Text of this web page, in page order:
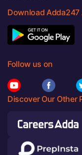
Download Adda247
Follow us on
Discover Our Other